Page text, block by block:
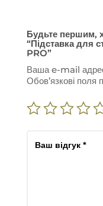
Будьте першим,
“Підставка для
PRO”
Ваша e-mail
Обов’язкові поля